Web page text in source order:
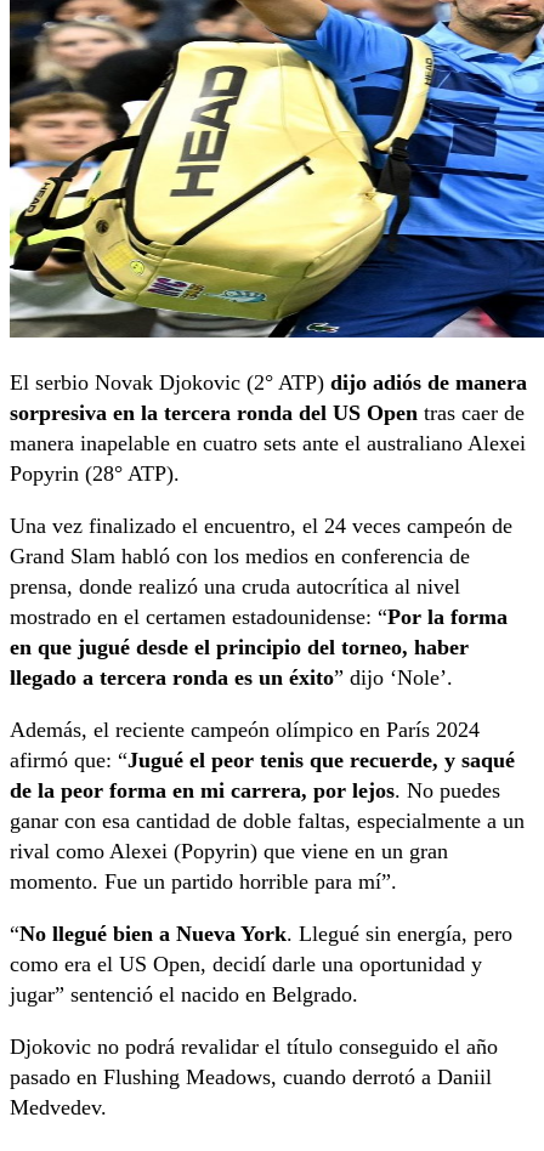
El serbio Novak Djokovic (2° ATP) dijo adiós de manera
sorpresiva en la tercera ronda del US Open tras caer de
manera inapelable en cuatro sets ante el australiano Alexei
Popyrin (28° ATP).
Una vez finalizado el encuentro, el 24 veces campeón de
Grand Slam habló con los medios en conferencia de
prensa, donde realizó una cruda autocrítica al nivel
mostrado en el certamen estadounidense: “Por la forma
en que jugué desde el principio del torneo, haber
llegado a tercera ronda es un éxito” dijo ‘Nole’.
Además, el reciente campeón olímpico en París 2024
afirmó que: “Jugué el peor tenis que recuerde, y saqué
de la peor forma en mi carrera, por lejos. No puedes
ganar con esa cantidad de doble faltas, especialmente a un
rival como Alexei (Popyrin) que viene en un gran
momento. Fue un partido horrible para mí”.
“No llegué bien a Nueva York. Llegué sin energía, pero
como era el US Open, decidí darle una oportunidad y
jugar” sentenció el nacido en Belgrado.
Djokovic no podrá revalidar el título conseguido el año
pasado en Flushing Meadows, cuando derrotó a Daniil
Medvedev.